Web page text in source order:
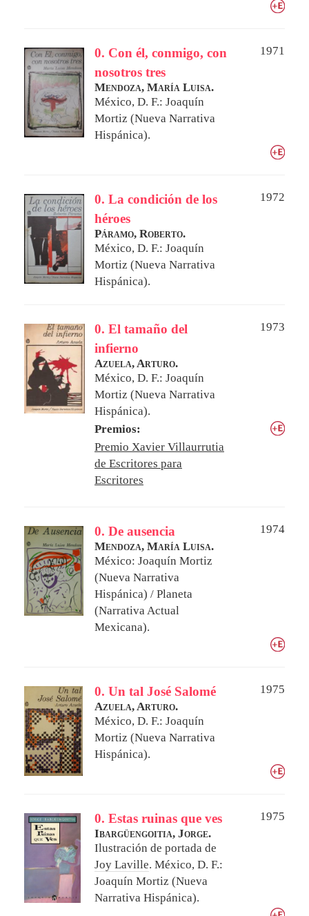
0. Con él, conmigo, con
nosotros tres
1971
Mendoza, María Luisa.
México, D. F.: Joaquín
Mortiz (Nueva Narrativa
Hispánica).
0. La condición de los
héroes
1972
Páramo, Roberto.
México, D. F.: Joaquín
Mortiz (Nueva Narrativa
Hispánica).
0. El tamaño del
infierno
1973
Azuela, Arturo.
México, D. F.: Joaquín
Mortiz (Nueva Narrativa
Hispánica).
Premios:
Premio Xavier Villaurrutia
de Escritores para
Escritores
0. De ausencia
1974
Mendoza, María Luisa.
México: Joaquín Mortiz
(Nueva Narrativa
Hispánica) / Planeta
(Narrativa Actual
Mexicana).
0. Un tal José Salomé
1975
Azuela, Arturo.
México, D. F.: Joaquín
Mortiz (Nueva Narrativa
Hispánica).
0. Estas ruinas que ves
1975
Ibargüengoitia, Jorge.
Ilustración de portada de
Joy Laville. México, D. F.:
Joaquín Mortiz (Nueva
Narrativa Hispánica).